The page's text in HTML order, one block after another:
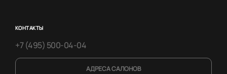
КОНТАКТЫ
+7 (495) 500-04-04
АДРЕСА САЛОНОВ